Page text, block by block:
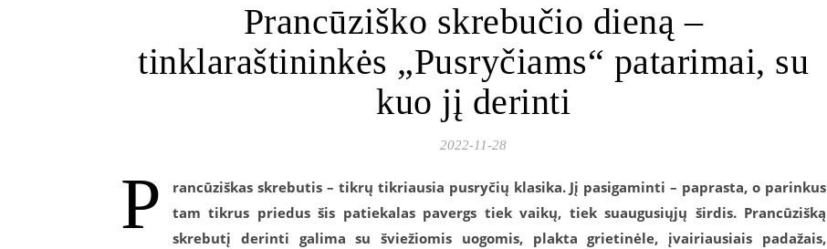
Prancūziško skrebučio dieną –
tinklaraštininkės „Pusryčiams“ patarimai, su
kuo jį derinti
2022-11-28
P
rancūziškas skrebutis – tikrų tikriausia pusryčių klasika. Jį pasigaminti – paprasta, o parinkus
tam tikrus priedus šis patiekalas pavergs tiek vaikų, tiek suaugusiųjų širdis. Prancūzišką
skrebutį derinti galima su šviežiomis uogomis, plakta grietinėle, įvairiausiais padažais,